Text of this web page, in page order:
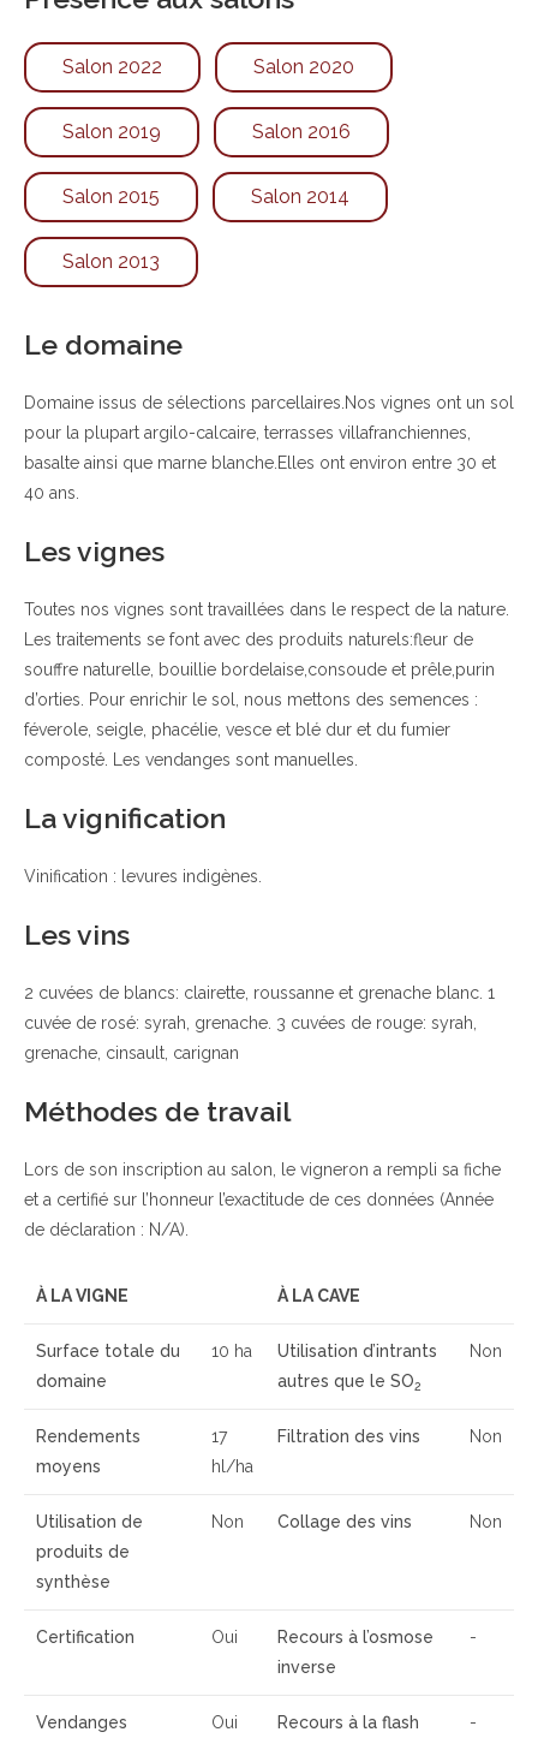
Salon 2022 Salon 2020
Salon 2019 Salon 2016
Salon 2015 Salon 2014
Salon 2013
Le domaine
Domaine issus de sélections parcellaires.Nos vignes ont un sol
pour la plupart argilo-calcaire, terrasses villafranchiennes,
basalte ainsi que marne blanche.Elles ont environ entre 30 et
40 ans.
Les vignes
Toutes nos vignes sont travaillées dans le respect de la nature.
Les traitements se font avec des produits naturels:fleur de
souffre naturelle, bouillie bordelaise,consoude et prêle,purin
d’orties. Pour enrichir le sol, nous mettons des semences :
féverole, seigle, phacélie, vesce et blé dur et du fumier
composté. Les vendanges sont manuelles.
La vignification
Vinification : levures indigènes.
Les vins
2 cuvées de blancs: clairette, roussanne et grenache blanc. 1
cuvée de rosé: syrah, grenache. 3 cuvées de rouge: syrah,
grenache, cinsault, carignan
Méthodes de travail
Lors de son inscription au salon, le vigneron a rempli sa fiche
et a certifié sur l’honneur l’exactitude de ces données (Année
de déclaration : N/A).
À LA VIGNE À LA CAVE
Surface totale du
domaine
10 ha
Utilisation d’intrants
autres que le SO2
Non
Rendements
moyens
17
hl/ha
Filtration des vins Non
Utilisation de
produits de
synthèse
Non Collage des vins Non
Certification Oui
Recours à l’osmose
inverse
-
Vendanges
Oui
Recours à la flash
-